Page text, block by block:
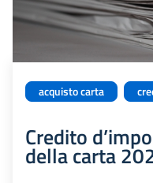
acquisto carta
Credito
della carta